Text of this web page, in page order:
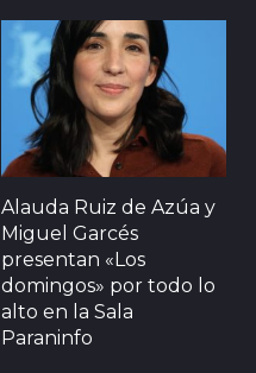
Alauda Ruiz de Azúa y
Miguel Garcés
presentan «Los
domingos» por todo lo
alto en la Sala
Paraninfo